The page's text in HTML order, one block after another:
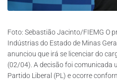
Foto: Sebastião Jacinto/FIEMG O
Indústrias do Estado de Minas
anunciou que irá se licenciar do
(02/04). A decisão foi comunicada
Partido Liberal (PL) e ocorre